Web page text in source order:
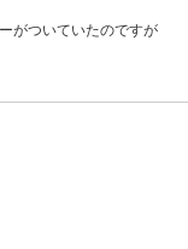
がついていたのですが
するのが一番と、メ
つまって毛羽が出に
そこまでやらなくて
なければいいと、そ